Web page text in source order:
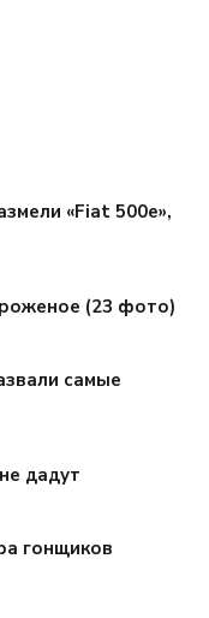
«Fiat 500e»,
(23 фото)
самые
дадут
гонщиков